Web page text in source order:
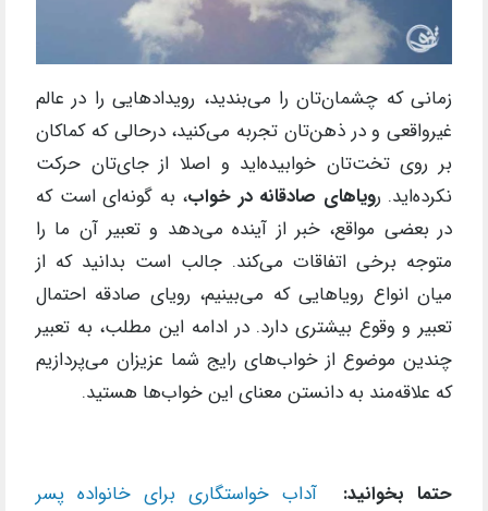
زمانی که چشمان‌تان را می‌بندید، رویدادهایی را در عالم
غیرواقعی و در ذهن‌تان تجربه می‌کنید، درحالی ‌که کماکان
بر روی تخت‌تان خوابیده‌اید و اصلا از جای‌تان حرکت
نکرده‌اید. رویا‌های صادقانه در خواب، به گونه‌ای است که
در بعضی مواقع، خبر از آینده می‌دهد و تعبیر آن ما را
متوجه برخی اتفاقات می‌کند. جالب است بدانید که از
میان انواع رویا‌هایی که می‌بینیم، رویای صادقه احتمال
تعبیر و وقوع بیشتری دارد. در ادامه این مطلب، به تعبیر
چندین موضوع از خواب‌های رایج شما عزیزان می‌پردازیم
که علاقه‌مند به دانستن معنای این خواب‌ها هستید.
حتما بخوانید: آداب خواستگاری برای خانواده پسر